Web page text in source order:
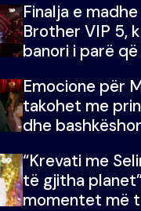
Finalja e
Brother VIP 5,
banori i parë
fituar çmimin e
Emocione për
takohet me
dhe
“Krevati me
të gjitha
momentet më